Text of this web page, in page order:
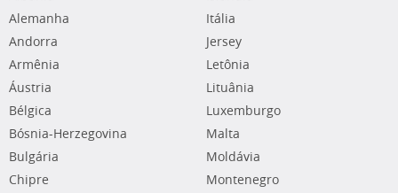
Alemanha
Andorra
Armênia
Áustria
Bélgica
Bósnia-Herzegovina
Bulgária
Chipre
Itália
Jersey
Letônia
Lituânia
Luxemburgo
Malta
Moldávia
Montenegro